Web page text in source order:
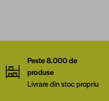
Peste 8.000 de
produse
Livrare din stoc propriu